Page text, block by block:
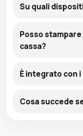
Su quali
Posso
cassa?
È integrato con
Cosa succede